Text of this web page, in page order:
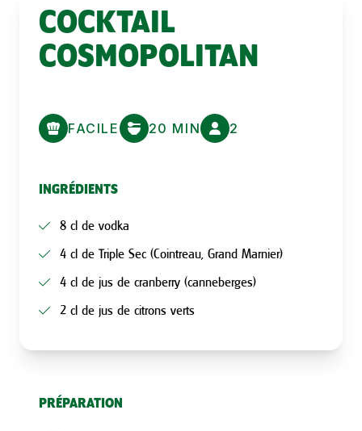
COCKTAIL
COSMOPOLITAN
FACILE 20 MIN 2
INGRÉDIENTS
8 cl de vodka
4 cl de Triple Sec (Cointreau, Grand Marnier)
4 cl de jus de cranberry (canneberges)
2 cl de jus de citrons verts
PRÉPARATION